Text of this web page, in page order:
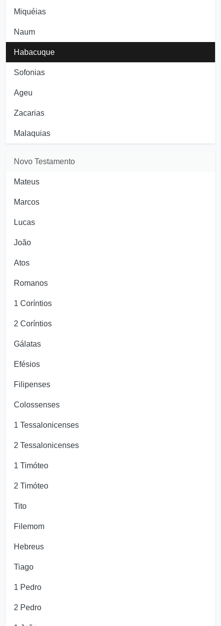
Miquéias
Naum
Habacuque
Sofonias
Ageu
Zacarias
Malaquias
Novo Testamento
Mateus
Marcos
Lucas
João
Atos
Romanos
1 Coríntios
2 Coríntios
Gálatas
Efésios
Filipenses
Colossenses
1 Tessalonicenses
2 Tessalonicenses
1 Timóteo
2 Timóteo
Tito
Filemom
Hebreus
Tiago
1 Pedro
2 Pedro